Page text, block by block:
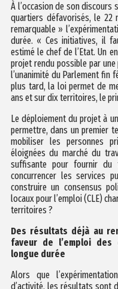
À l’occasion de son discours
quartiers défavorisés, le 22
remarquable »
durée. « Ces initiatives, il
estimé le chef de l’Etat. Un
projet rendu possible par
l’unanimité du Parlement fin
plus tard, la loi permet de
ans et sur dix territoires, le
Le déploiement du projet à
permettre, dans un premier
mobiliser les personnes
éloignées du marché du
suffisante pour fournir
concurrencer les services
construire un consensus
locaux pour l’emploi (CLE)
territoires ?
Des résultats déjà au
faveur de l’emploi des
longue durée
Alors que
d’activité, les résultats sont